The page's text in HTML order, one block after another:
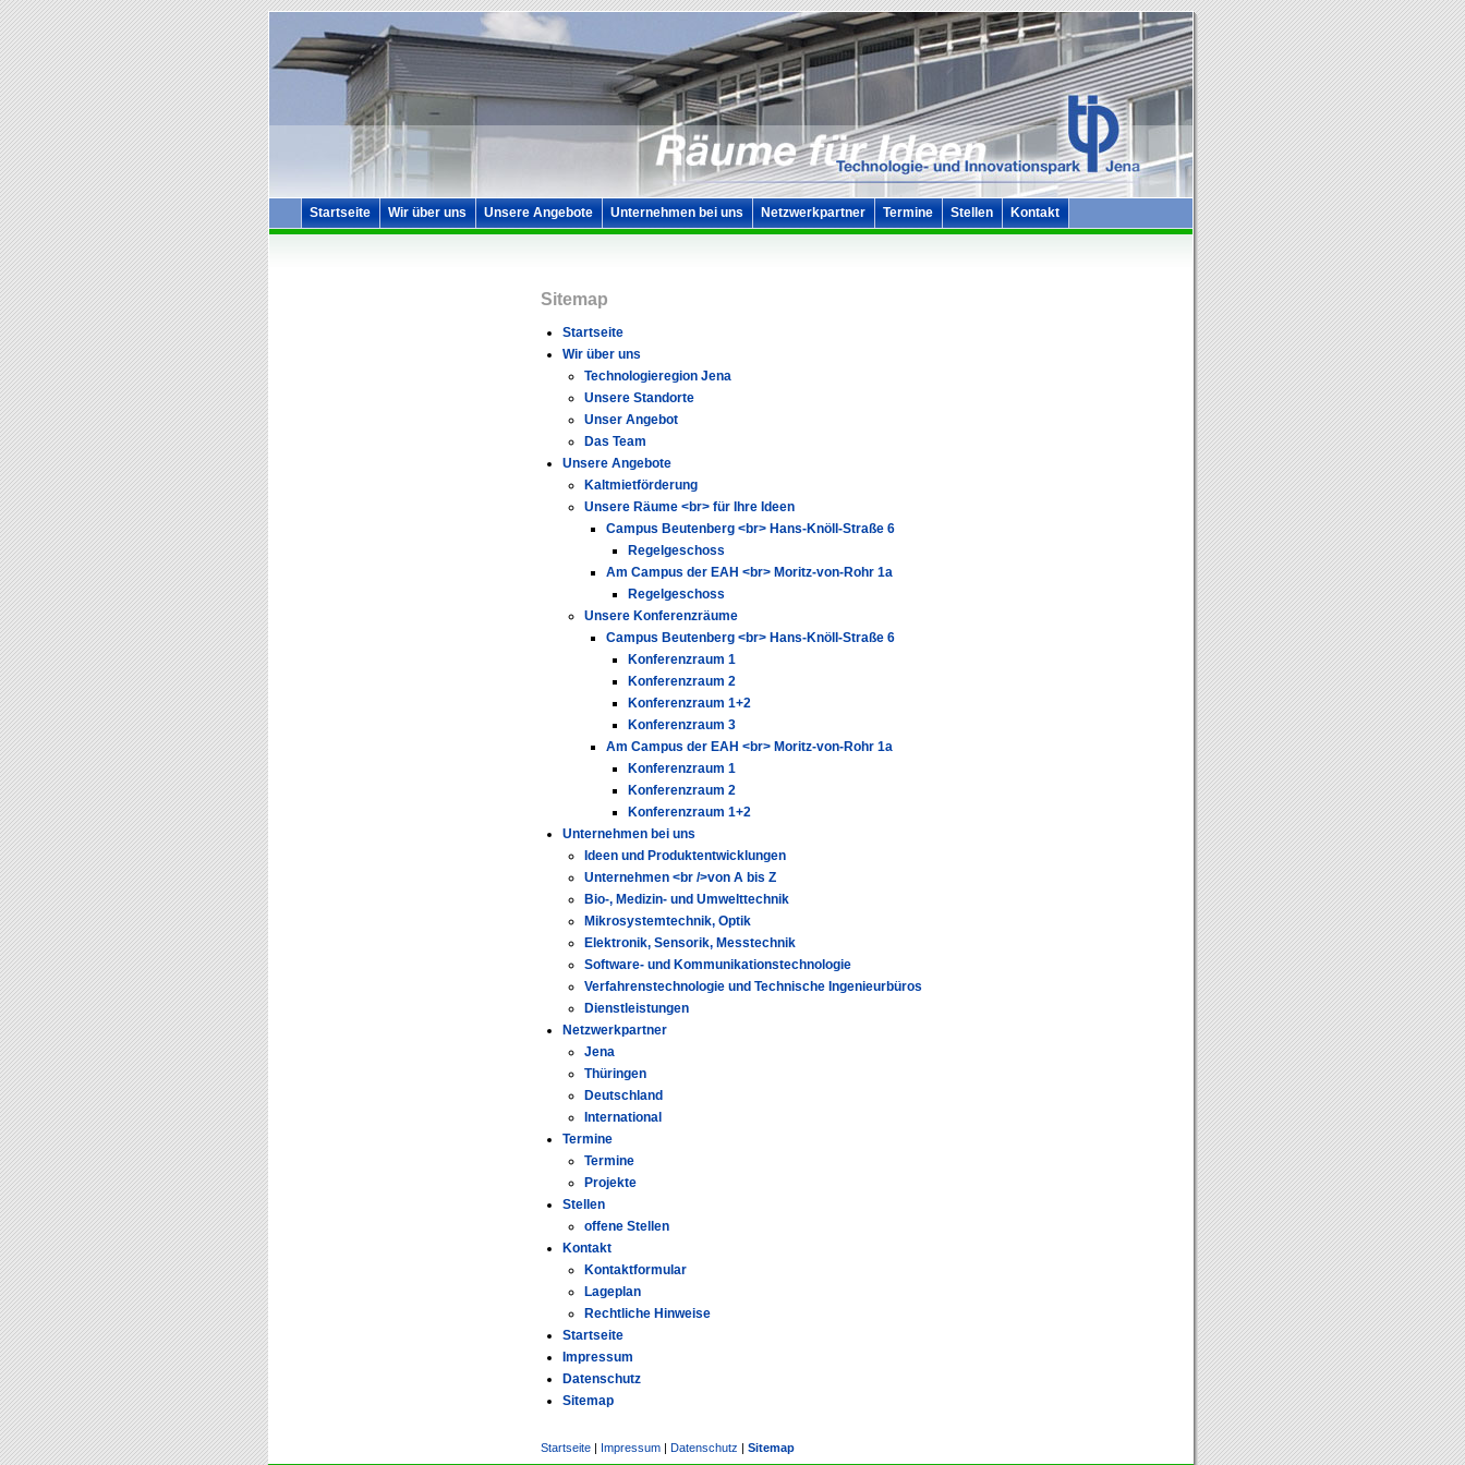
Startseite Wir über uns Unsere Angebote Unternehmen bei uns Netzwerkpartner Termine Stellen Kontakt
Sitemap
Startseite
Wir über uns
Technologieregion Jena
Unsere Standorte
Unser Angebot
Das Team
Unsere Angebote
Kaltmietförderung
Unsere Räume <br> für Ihre Ideen
Campus Beutenberg <br> Hans-Knöll-Straße 6
Regelgeschoss
Am Campus der EAH <br> Moritz-von-Rohr 1a
Regelgeschoss
Unsere Konferenzräume
Campus Beutenberg <br> Hans-Knöll-Straße 6
Konferenzraum 1
Konferenzraum 2
Konferenzraum 1+2
Konferenzraum 3
Am Campus der EAH <br> Moritz-von-Rohr 1a
Konferenzraum 1
Konferenzraum 2
Konferenzraum 1+2
Unternehmen bei uns
Ideen und Produktentwicklungen
Unternehmen <br />von A bis Z
Bio-, Medizin- und Umwelttechnik
Mikrosystemtechnik, Optik
Elektronik, Sensorik, Messtechnik
Software- und Kommunikationstechnologie
Verfahrenstechnologie und Technische Ingenieurbüros
Dienstleistungen
Netzwerkpartner
Jena
Thüringen
Deutschland
International
Termine
Termine
Projekte
Stellen
offene Stellen
Kontakt
Kontaktformular
Lageplan
Rechtliche Hinweise
Startseite
Impressum
Datenschutz
Sitemap
Startseite| Impressum| Datenschutz | Sitemap